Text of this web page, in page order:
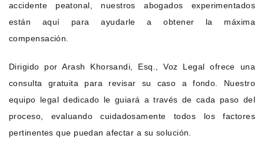
accidente peatonal, nuestros abogados experimentados
están aquí para ayudarle a obtener la máxima
compensación.
Dirigido por Arash Khorsandi, Esq., Voz Legal ofrece una
consulta gratuita para revisar su caso a fondo. Nuestro
equipo legal dedicado le guiará a través de cada paso del
proceso, evaluando cuidadosamente todos los factores
pertinentes que puedan afectar a su solución.